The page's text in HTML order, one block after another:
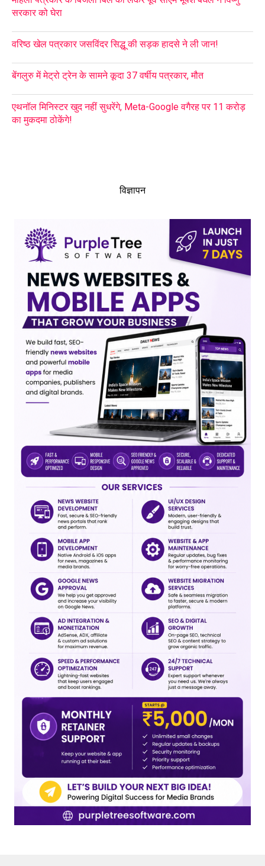
सरकार को घेरा
वरिष्ठ खेल पत्रकार जसविंदर सिद्धू की सड़क हादसे ने ली जान!
बेंगलुरु में मेट्रो ट्रेन के सामने कूदा 37 वर्षीय पत्रकार, मौत
एथनॉल मिनिस्टर खुद नहीं सुधरेंगे, Meta-Google वगैरह पर 11 करोड़
का मुकदमा ठोकेंगे!
विज्ञापन